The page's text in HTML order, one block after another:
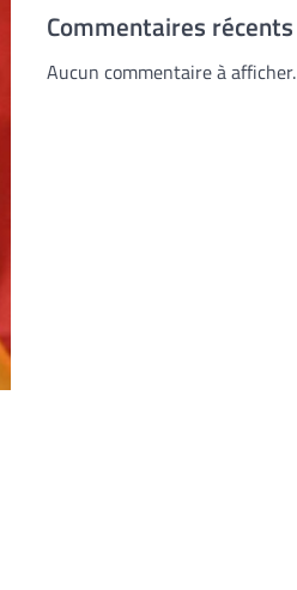
Commentaires récents
Aucun commentaire à afficher.